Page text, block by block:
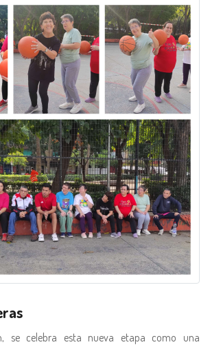
se celebra esta nueva etapa como una